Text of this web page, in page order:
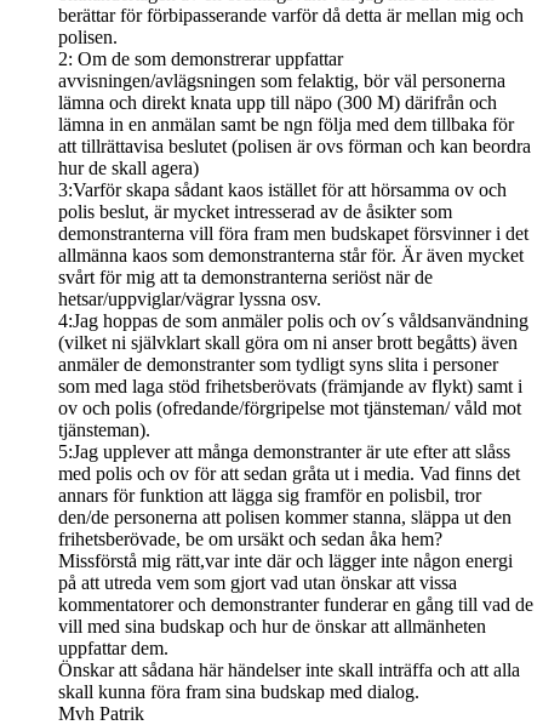
berättar för förbipasserande varför då detta är mellan mig och
polisen.
2: Om de som demonstrerar uppfattar
avvisningen/avlägsningen som felaktig, bör väl personerna
lämna och direkt knata upp till näpo (300 M) därifrån och
lämna in en anmälan samt be ngn följa med dem tillbaka för
att tillrättavisa beslutet (polisen är ovs förman och kan beordra
hur de skall agera)
3:Varför skapa sådant kaos istället för att hörsamma ov och
polis beslut, är mycket intresserad av de åsikter som
demonstranterna vill föra fram men budskapet försvinner i det
allmänna kaos som demonstranterna står för. Är även mycket
svårt för mig att ta demonstranterna seriöst när de
hetsar/uppviglar/vägrar lyssna osv.
4:Jag hoppas de som anmäler polis och ov´s våldsanvändning
(vilket ni självklart skall göra om ni anser brott begåtts) även
anmäler de demonstranter som tydligt syns slita i personer
som med laga stöd frihetsberövats (främjande av flykt) samt i
ov och polis (ofredande/förgripelse mot tjänsteman/ våld mot
tjänsteman).
5:Jag upplever att många demonstranter är ute efter att slåss
med polis och ov för att sedan gråta ut i media. Vad finns det
annars för funktion att lägga sig framför en polisbil, tror
den/de personerna att polisen kommer stanna, släppa ut den
frihetsberövade, be om ursäkt och sedan åka hem?
Missförstå mig rätt,var inte där och lägger inte någon energi
på att utreda vem som gjort vad utan önskar att vissa
kommentatorer och demonstranter funderar en gång till vad de
vill med sina budskap och hur de önskar att allmänheten
uppfattar dem.
Önskar att sådana här händelser inte skall inträffa och att alla
skall kunna föra fram sina budskap med dialog.
Mvh Patrik